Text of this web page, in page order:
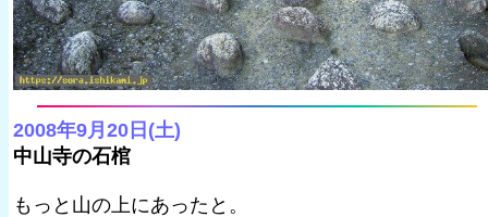
2008年9月20日(土)
中山寺の石棺
もっと山の上にあったと。